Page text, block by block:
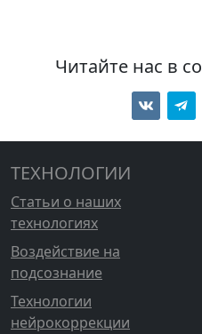
Читайте нас в
ТЕХНОЛОГИИ
Статьи о наших
технологиях
Воздействие на
подсознание
Технологии
нейрокоррекции